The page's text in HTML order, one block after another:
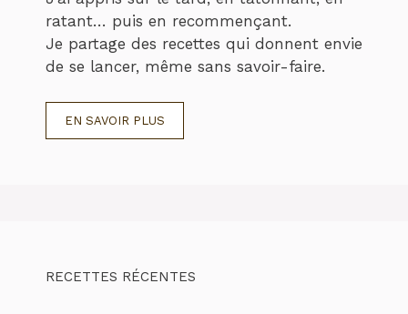
ratant… puis en recommençant.
Je partage des recettes qui donnent envie
de se lancer, même sans savoir-faire.
EN SAVOIR PLUS
RECETTES RÉCENTES